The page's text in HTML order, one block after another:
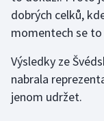
dobrých celků,
momentech se
Výsledky ze
nabrala
jenom udržet.